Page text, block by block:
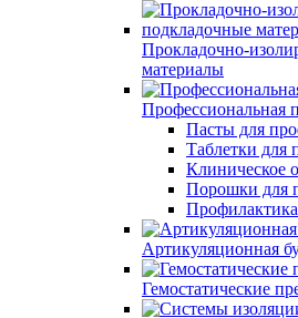
Прокладочно-
материалы
Профессиональная
Пасты для
Таблетки для
Клиническое
Порошки для
Профилактика
Артикуляционная
Гемостатические